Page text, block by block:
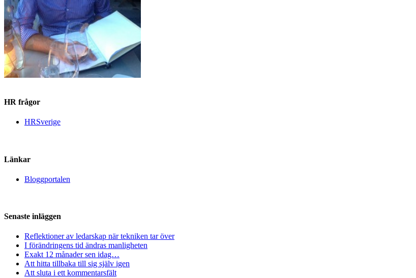
HR frågor
HRSverige
Länkar
Bloggportalen
Senaste inläggen
Reflektioner av ledarskap när tekniken tar över
I förändringens tid ändras manligheten
Exakt 12 månader sen idag…
Att hitta tillbaka till sig själv igen
Att sluta i ett kommentarsfält